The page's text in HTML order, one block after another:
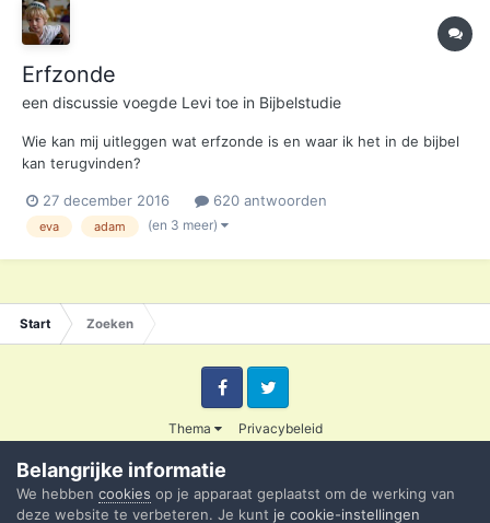
Erfzonde
een discussie voegde Levi toe in Bijbelstudie
Wie kan mij uitleggen wat erfzonde is en waar ik het in de bijbel
kan terugvinden?
27 december 2016 620 antwoorden
eva adam (en 3 meer)
Start Zoeken
Thema Privacybeleid
FacebookTwitter
Powered by Invision Community
Belangrijke informatie
We hebben cookies op je apparaat geplaatst om de werking van
deze website te verbeteren. Je kunt je cookie-instellingen